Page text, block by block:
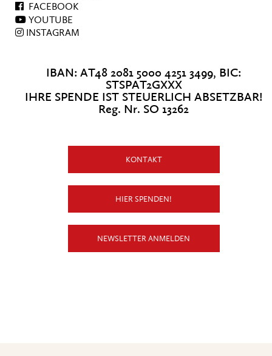
FACEBOOK
YOUTUBE
INSTAGRAM
IBAN: AT48 2081 5000 4251 3499, BIC:
STSPAT2GXXX
IHRE SPENDE IST STEUERLICH ABSETZBAR!
Reg. Nr. SO 13262
KONTAKT
HIER SPENDEN!
NEWSLETTER ANMELDEN